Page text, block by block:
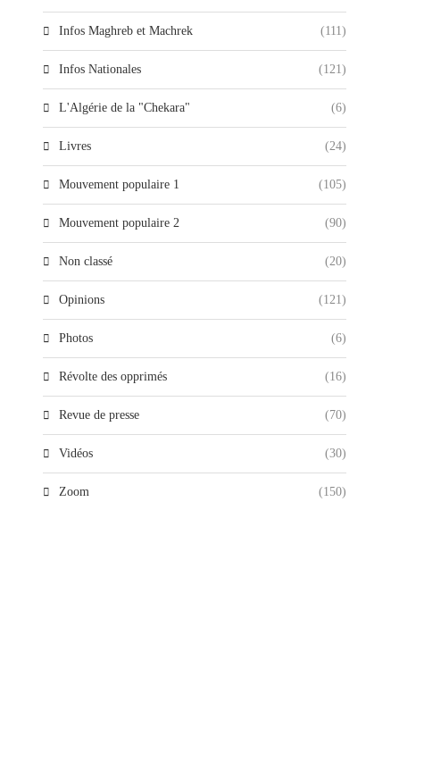
Infos Maghreb et Machrek (111)
Infos Nationales (121)
L'Algérie de la "Chekara" (6)
Livres (24)
Mouvement populaire 1 (105)
Mouvement populaire 2 (90)
Non classé (20)
Opinions (121)
Photos (6)
Révolte des opprimés (16)
Revue de presse (70)
Vidéos (30)
Zoom (150)